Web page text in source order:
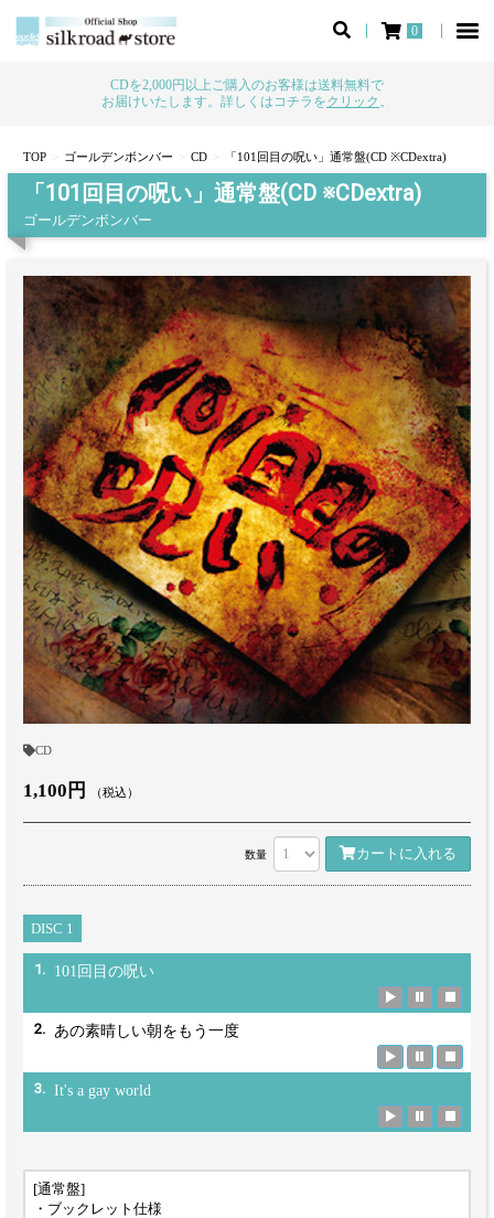
0
CDを2,000円以上ご購入のお客様は送料無料で
お届けいたします。詳しくはコチラをクリック 。
TOP ゴールデンボンバー CD 「101回目の呪い」通常盤(CD ※CDextra)
「101回目の呪い」通常盤(CD ※CDextra)
ゴールデンボンバー
CD
1,100円 （税込）
数量 カートに入れる
DISC 1
1. 101回目の呪い
2. あの素晴しい朝をもう一度
3. It's a gay world
[通常盤]
・ブックレット仕様